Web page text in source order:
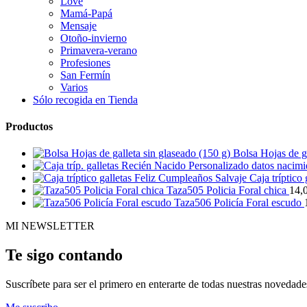
Mamá-Papá
Mensaje
Otoño-invierno
Primavera-verano
Profesiones
San Fermín
Varios
Sólo recogida en Tienda
Productos
Bolsa Hojas de
Caja tríptico
Taza505 Policia Foral chica
Taza506 Policía Foral escudo
MI NEWSLETTER
Te sigo contando
Suscríbete para ser el primero en enterarte de todas nuestras